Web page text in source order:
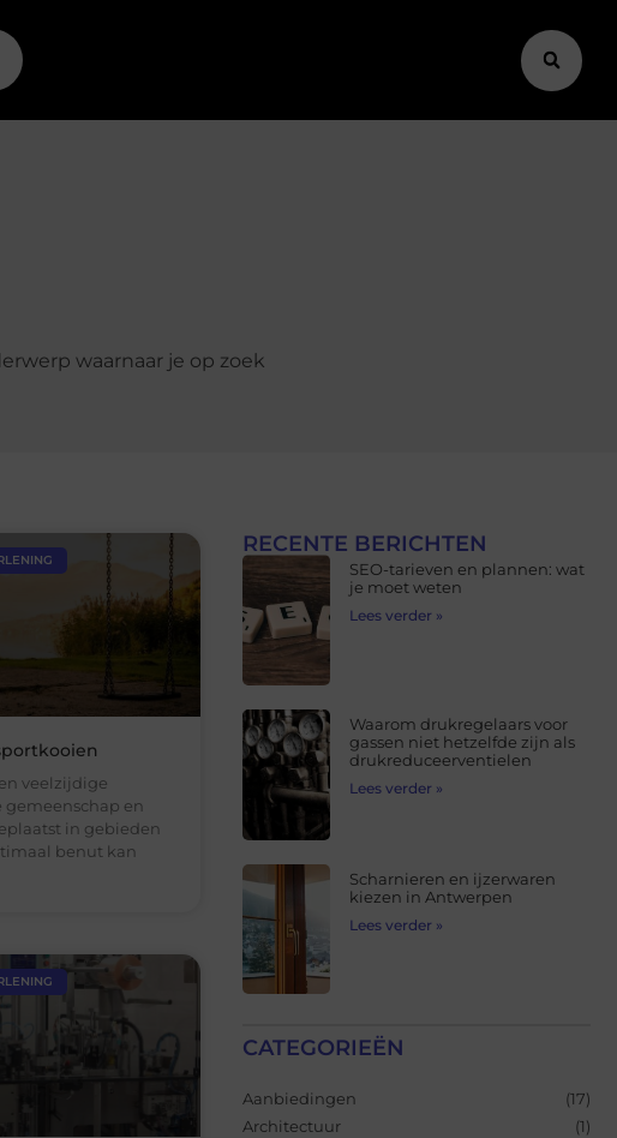
waarnaar je op zoek
veelzijdige
en
in gebieden
benut kan
RECENTE BERICHTEN
SEO-tarieven en plannen: wat
je moet weten
Lees verder »
Waarom drukregelaars voor
gassen niet hetzelfde zijn als
drukreduceerventielen
Lees verder »
Scharnieren en ijzerwaren
kiezen in Antwerpen
Lees verder »
CATEGORIEËN
Aanbiedingen
(17)
Architectuur
(1)